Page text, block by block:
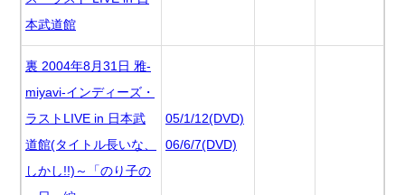
本武道館
裏 2004年8月31日 雅-
miyavi-インディーズ・
ラストLIVE in 日本武
道館(タイトル長いな、
しかし!!)～「のり子の
05/1/12(DVD)
06/6/7(DVD)